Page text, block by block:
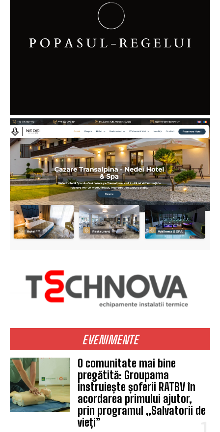
EVENIMENTE
O comunitate mai bine
pregătită: Groupama
instruiește șoferii RATBV în
acordarea primului ajutor,
prin programul „Salvatorii de
vieți”